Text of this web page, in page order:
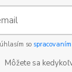
so
Môžete sa